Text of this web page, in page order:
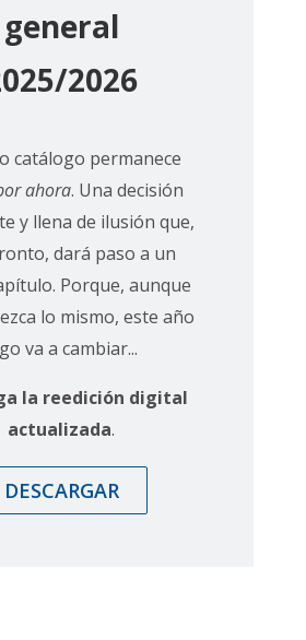
general
2026
catálogo permanece
ahora. Una decisión
y llena de ilusión que,
dará paso a un
Porque, aunque
lo mismo, este año
va a cambiar...
la reedición digital
actualizada.
DESCARGAR